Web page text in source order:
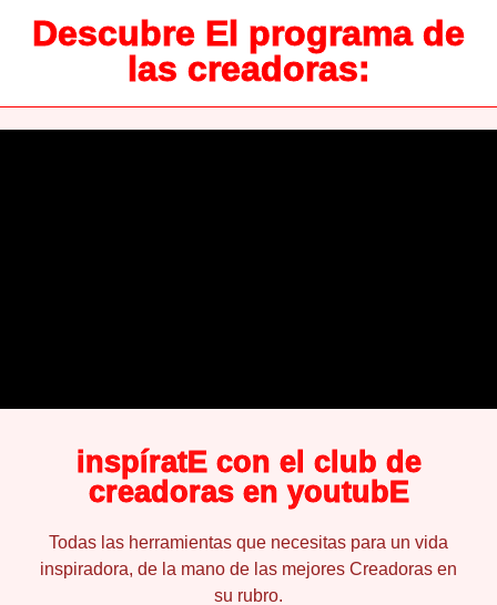
Descubre El programa de
las creadoras:
inspíratE con el club de
creadoras en youtubE
Todas las herramientas que necesitas para un vida
inspiradora, de la mano de las mejores Creadoras en
su rubro.